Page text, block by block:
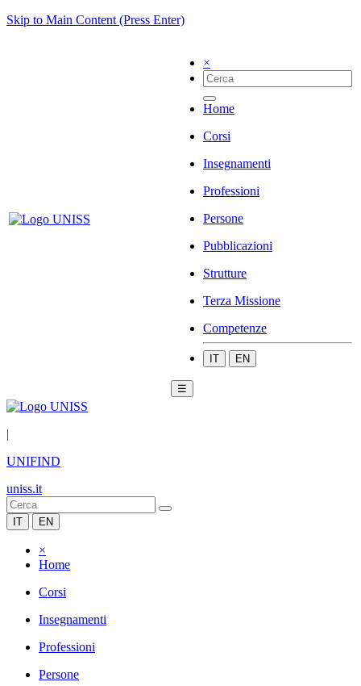
Skip to Main Content (Press Enter)
×
Home
Corsi
Insegnamenti
Professioni
Persone
Pubblicazioni
Strutture
Terza Missione
Competenze
IT EN
☰
|
UNIFIND
uniss.it
IT EN
×
Home
Corsi
Insegnamenti
Professioni
Persone